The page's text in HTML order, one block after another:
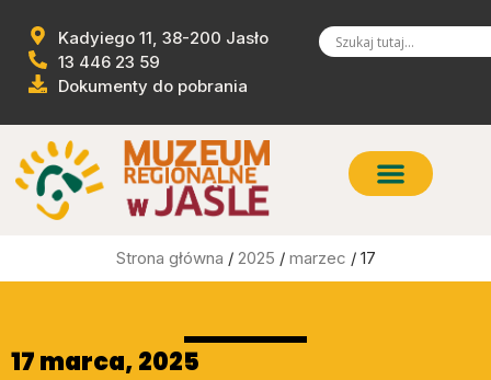
Kadyiego 11, 38-200 Jasło
13 446 23 59
Dokumenty do pobrania
Strona główna / 2025 / marzec / 17
17 marca, 2025